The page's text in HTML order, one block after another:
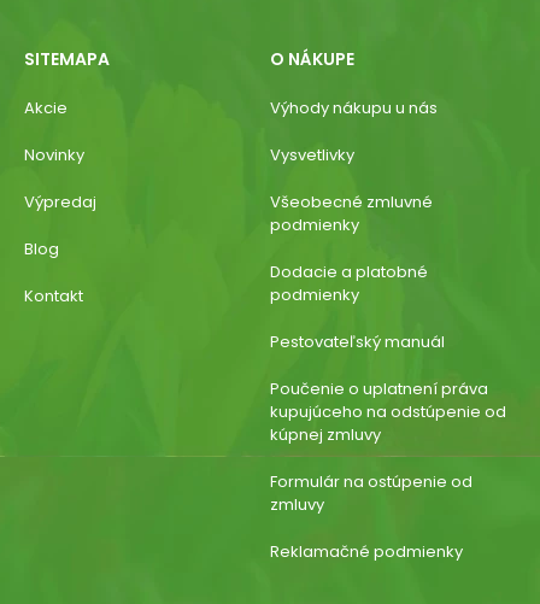
SITEMAPA
Akcie
Novinky
Výpredaj
Blog
Kontakt
O NÁKUPE
Výhody nákupu u nás
Vysvetlivky
Všeobecné zmluvné
podmienky
Dodacie a platobné
podmienky
Pestovateľský manuál
Poučenie o uplatnení práva
kupujúceho na odstúpenie od
kúpnej zmluvy
Formulár na ostúpenie od
zmluvy
Reklamačné podmienky